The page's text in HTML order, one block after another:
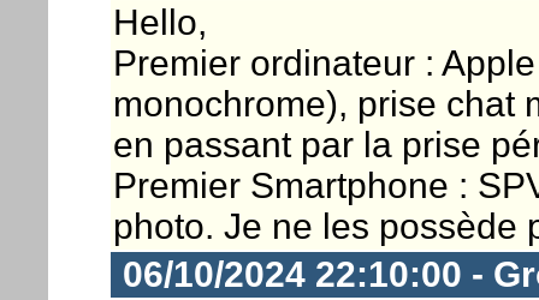
Hello,
Premier ordinateur :
monochrome), prise chat
en passant par la prise
Premier Smartphone :
photo. Je ne les possède
06/10/2024 22:10:00 -